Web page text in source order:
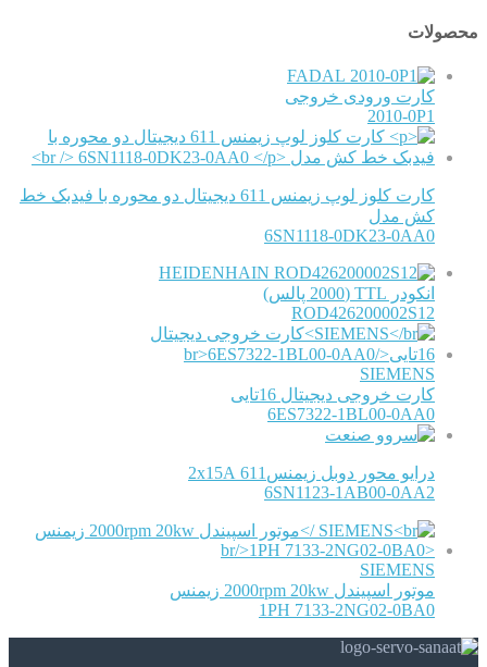
محصولات
FADAL
کارت ورودی خروجی
2010-0P1
کارت کلوز لوپ زیمنس 611 دیجیتال دو محوره با فیدبک خط
کش مدل
6SN1118-0DK23-0AA0
HEIDENHAIN
انکودر TTL (2000 پالس)
ROD426200002S12
SIEMENS
کارت خروجی دیجیتال 16تایی
6ES7322-1BL00-0AA0
درایو محور دوبل زیمنس611 2x15A
6SN1123-1AB00-0AA2
SIEMENS
موتور اسپیندل 2000rpm 20kw زیمنس
1PH 7133-2NG02-0BA0